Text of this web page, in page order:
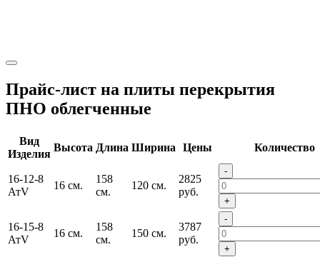
Прайс-лист на плиты перекрытия
ПНО облегченные
Вид
Изделия
Высота Длина Ширина Цены Количество
16-12-8
АтV
16 см.
158
см.
120 см.
2825
руб.
-
+
16-15-8
АтV
16 см.
158
см.
150 см.
3787
руб.
-
+